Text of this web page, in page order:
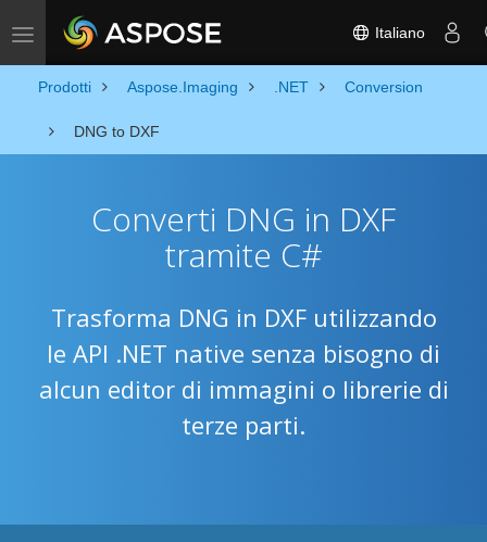
Toggle navigation Italiano
Prodotti Aspose.Imaging .NET Conversion
DNG to DXF
Converti DNG in DXF
tramite C#
Trasforma DNG in DXF utilizzando
le API .NET native senza bisogno di
alcun editor di immagini o librerie di
terze parti.